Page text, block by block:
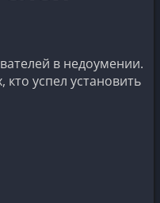
в недоумении.
успел установить